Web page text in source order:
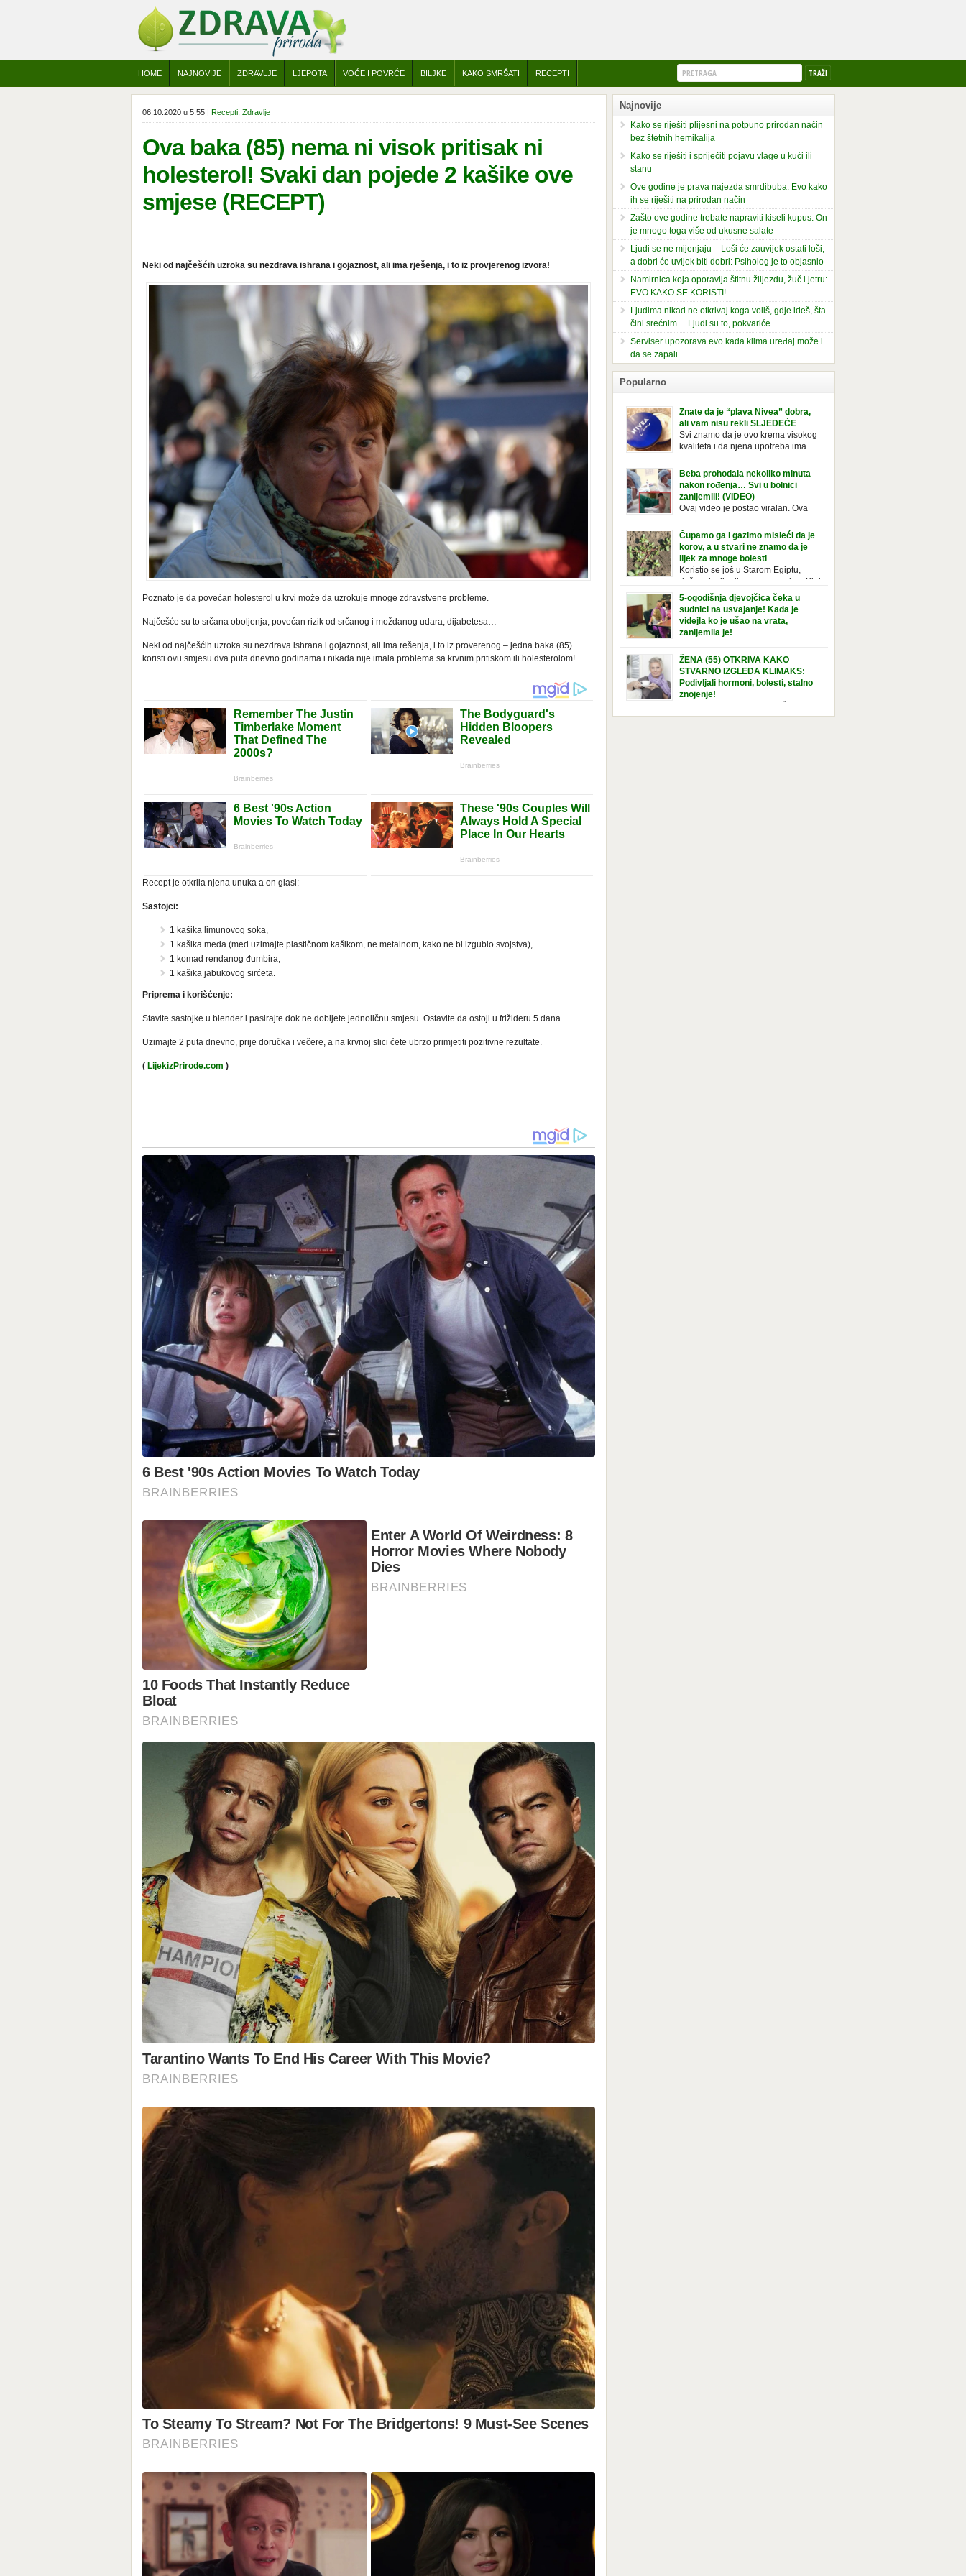
HOME NAJNOVIJE ZDRAVLJE LJEPOTA VOĆE I POVRĆE BILJKE KAKO SMRŠATI RECEPTI
06.10.2020 u 5:55 | Recepti Zdravlje
Ova baka (85) nema ni visok pritisak ni
holesterol! Svaki dan pojede 2 kašike ove
smjese (RECEPT)
Neki od najčešćih uzroka su nezdrava ishrana i gojaznost, ali ima rješenja, i to iz provjerenog izvora!
Poznato je da povećan holesterol u krvi može da uzrokuje mnoge zdravstvene probleme.
Najčešće su to srčana oboljenja, povećan rizik od srčanog i moždanog udara, dijabetesa…
Neki od najčešćih uzroka su nezdrava ishrana i gojaznost, ali ima rešenja, i to iz proverenog – jedna baka (85)
koristi ovu smjesu dva puta dnevno godinama i nikada nije imala problema sa krvnim pritiskom ili holesterolom!
Recept je otkrila njena unuka a on glasi:
Sastojci:
1 kašika limunovog soka,
1 kašika meda (med uzimajte plastičnom kašikom, ne metalnom, kako ne bi izgubio svojstva),
1 komad rendanog đumbira,
1 kašika jabukovog sirćeta.
Priprema i korišćenje:
Stavite sastojke u blender i pasirajte dok ne dobijete jednoličnu smjesu. Ostavite da ostoji u frižideru 5 dana.
Uzimajte 2 puta dnevno, prije doručka i večere, a na krvnoj slici ćete ubrzo primjetiti pozitivne rezultate.
( LijekizPrirode.com )
Najnovije
Kako se riješiti plijesni na potpuno prirodan način
bez štetnih hemikalija
Kako se riješiti i spriječiti pojavu vlage u kući ili
stanu
Ove godine je prava najezda smrdibuba: Evo kako
ih se riješiti na prirodan način
Zašto ove godine trebate napraviti kiseli kupus: On
je mnogo toga više od ukusne salate
Ljudi se ne mijenjaju – Loši će zauvijek ostati loši,
a dobri će uvijek biti dobri: Psiholog je to objasnio
Namirnica koja oporavlja štitnu žlijezdu, žuč i jetru:
EVO KAKO SE KORISTI!
Ljudima nikad ne otkrivaj koga voliš, gdje ideš, šta
čini srećnim… Ljudi su to, pokvariće.
Serviser upozorava evo kada klima uređaj može i
da se zapali
Popularno
Znate da je “plava Nivea” dobra,
ali vam nisu rekli SLJEDEĆE
Svi znamo da je ovo krema visokog
kvaliteta i da njena upotreba ima
sljedeće o njoj. Nivea krema u klasičnoj, plavoj
kutiji, prepoznatljivog mirisa i jednostavne
formule, jeste nezamenljiv inventar u kupatilima i
muškaraca i žena. Mnogi ljudi se ne odvajaju od
nje, pa je čak nose sa […]
Beba prohodala nekoliko minuta
nakon rođenja… Svi u bolnici
zanijemili! (VIDEO)
Ovaj video je postao viralan. Ova
korake. To je mnoge nasmijalo. Ovaj video je baš
neobičan. Ne viđamo baš često ovakve korake
kod novorođenih beba. Video je snimila babica,
pregledalo ga je preko 80 miliona ljudi. Ove
babice su ostale u čudu nakon što su vidjeli kako
Čupamo ga i gazimo misleći da je
korov, a u stvari ne znamo da je
lijek za mnoge bolesti
Koristio se još u Starom Egiptu,
duže od milenijuma se uzgaja u Kini
i Indiji, Francuzi od njega prave različita
tradicionalna jela i čorbe… Jedino mi gazimo po
njemu, čupamo ga i bacamo kao korov! Tušt je
jednogodišnji, ali vrlo uporan “korov” koji, ka­da
nam se jednom nastani u bašti ili dvorištu, teško
5-ogodišnja djevojčica čeka u
sudnici na usvajanje! Kada je
videjla ko je ušao na vrata,
zanijemila je!
zbrinuta u hraniteljskoj porodici. Sada, u svojoj 5.
godini, dočekala je momenat usvajanja, kada će
dobiti novu, stalnu porodicu. Ovaj dan je bio
veoma poseban za djevojčicu i njenu novu
porodicu, ali je uskoro postao još čarobniji,
ŽENA (55) OTKRIVA KAKO
STVARNO IZGLEDA KLIMAKS:
Podivljali hormoni, bolesti, stalno
znojenje!
“Bila sam slomljena, naslušala sam
se o tome da ću uskoro izgledati kao da imam